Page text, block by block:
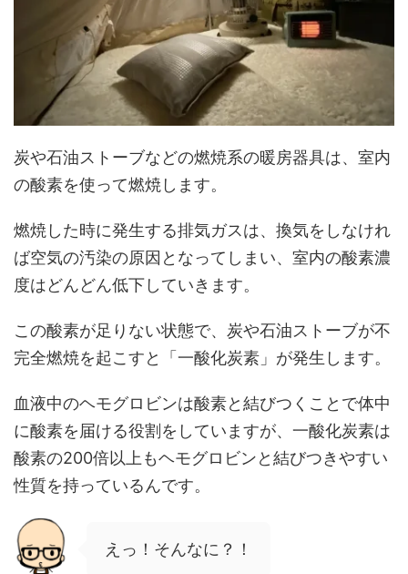
炭や石油ストーブなどの燃焼系の暖房器具は、室内
の酸素を使って燃焼します。
燃焼した時に発生する排気ガスは、換気をしなけれ
ば空気の汚染の原因となってしまい、室内の酸素濃
度はどんどん低下していきます。
この酸素が足りない状態で、炭や石油ストーブが不
完全燃焼を起こすと「一酸化炭素」が発生します。
血液中のヘモグロビンは酸素と結びつくことで体中
に酸素を届ける役割をしていますが、一酸化炭素は
酸素の200倍以上もヘモグロビンと結びつきやすい
性質を持っているんです。
えっ！そんなに？！